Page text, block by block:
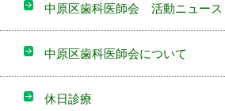
中原区歯科医師会 活動ニュース
中原区歯科医師会について
休日診療